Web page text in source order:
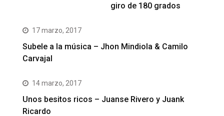
giro de 180 grados
17 marzo, 2017
Subele a la música – Jhon Mindiola & Camilo
Carvajal
14 marzo, 2017
Unos besitos ricos – Juanse Rivero y Juank
Ricardo